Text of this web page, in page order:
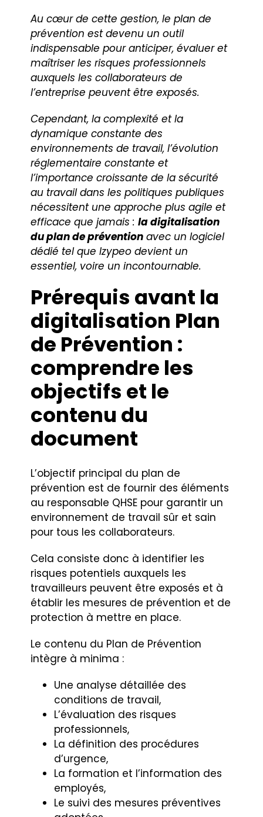
Au cœur de cette gestion, le plan de
prévention est devenu un outil
indispensable pour anticiper, évaluer et
maîtriser les risques professionnels
auxquels les collaborateurs de
l’entreprise peuvent être exposés.
Cependant, la complexité et la
dynamique constante des
environnements de travail, l’évolution
réglementaire constante et
l’importance croissante de la sécurité
au travail dans les politiques publiques
nécessitent une approche plus agile et
efficace que jamais :la digitalisation
du plan de prévention avec un logiciel
dédié tel que Izypeo devient un
essentiel, voire un incontournable.
Prérequis avant la
digitalisation Plan
de Prévention :
comprendre les
objectifs et le
contenu du
document
L’objectif principal du plan de
prévention est de fournir des éléments
au responsable QHSE pour garantir un
environnement de travail sûr et sain
pour tous les collaborateurs.
Cela consiste donc à identifier les
risques potentiels auxquels les
travailleurs peuvent être exposés et à
établir les mesures de prévention et de
protection à mettre en place.
Le contenu du Plan de Prévention
intègre à minima :
Une analyse détaillée des
conditions de travail,
L’évaluation des risques
professionnels,
La définition des procédures
d’urgence,
La formation et l’information des
employés,
Le suivi des mesures préventives